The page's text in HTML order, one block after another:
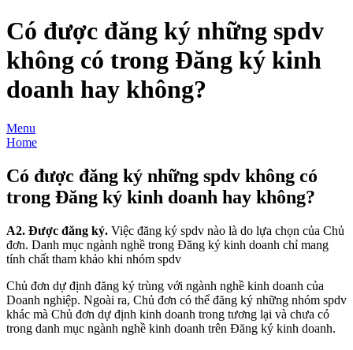
Có được đăng ký những spdv
không có trong Đăng ký kinh
doanh hay không?
Menu
Home
Có được đăng ký những spdv không có
trong Đăng ký kinh doanh hay không?
A2. Được đăng ký. Việc đăng ký spdv nào là do lựa chọn của Chủ
đơn. Danh mục ngành nghề trong Đăng ký kinh doanh chỉ mang
tính chất tham khảo khi nhóm spdv
Chủ đơn dự định đăng ký trùng với ngành nghề kinh doanh của
Doanh nghiệp. Ngoài ra, Chủ đơn có thể đăng ký những nhóm spdv
khác mà Chủ đơn dự định kinh doanh trong tương lại và chưa có
trong danh mục ngành nghề kinh doanh trên Đăng ký kinh doanh.